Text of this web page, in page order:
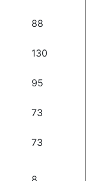
88
130
95
73
73